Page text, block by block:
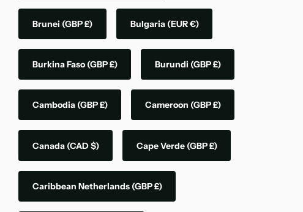
Brunei (GBP £) Bulgaria (EUR €)
Burkina Faso(GBP £) Burundi (GBP £)
Cambodia (GBP £) Cameroon (GBP £)
Canada (CAD $) Cape Verde (GBP £)
Caribbean Netherlands (GBP £)